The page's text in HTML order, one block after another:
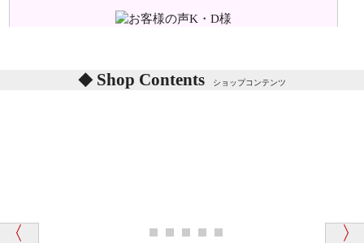
味などがありますか？
詳しくはこちらをご覧ください。
体をねかせたりおこしたりすると「グーグー」と鳴く
東京都 M・K 様 （女性）
「対応はどちらも丁寧でした。値段と他の融通
「商品説明が細やかで丁寧であったことです」
Shop Contents ショップコンテンツ